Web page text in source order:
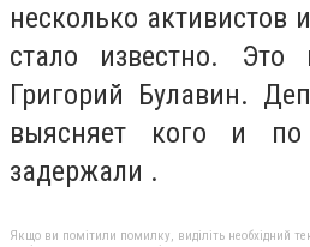
несколько активистов
стало известно. Это
Григорий Булавин.
выясняет кого и
задержали .
Якщо ви помітили помилку, виділіть необхідний